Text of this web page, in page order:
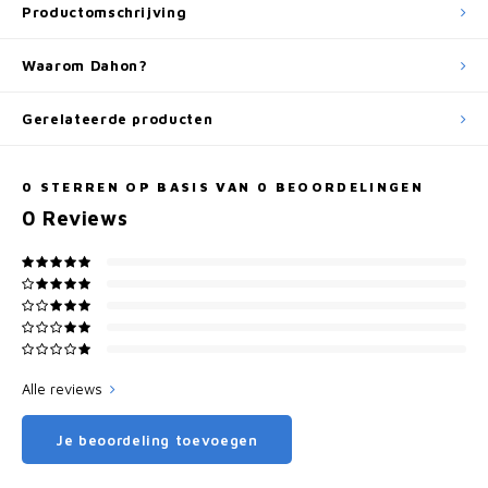
Productomschrijving
Waarom Dahon?
Gerelateerde producten
0 STERREN OP BASIS VAN 0 BEOORDELINGEN
0 Reviews
Alle reviews
Je beoordeling toevoegen